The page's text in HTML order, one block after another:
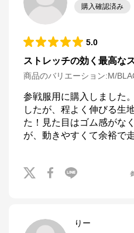
購入確認済み
5.0
ストレッチの効く最高な
商品のバリエーション:M/
参戦服用に購入しました
したが、程よく伸びる生
た！見た目はゴム感がな
が、動きやすくて余裕で
りー